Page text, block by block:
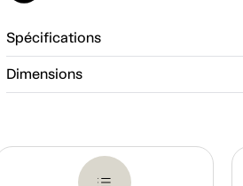
Spécifications
Dimensions